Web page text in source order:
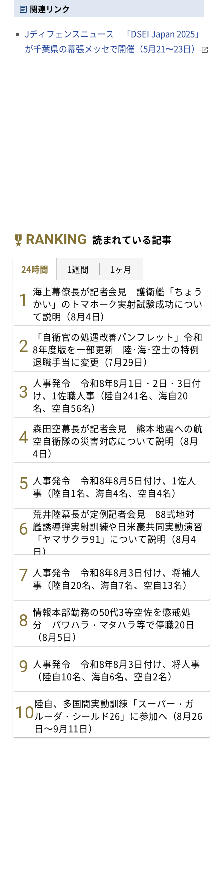
関連リンク
Jディフェンスニュース｜「DSEI Japan 2025」
が千葉県の幕張メッセで開催（5月21〜23日）
RANKING 読まれている記事
24時間 1週間 1ヶ月
海上幕僚長が記者会見 護衛艦「ちょう
かい」のトマホーク実射試験成功につい
て説明（8月4日）
「自衛官の処遇改善パンフレット」令和
8年度版を一部更新 陸･海･空士の特例
退職手当に変更（7月29日）
人事発令 令和8年8月1日・2日・3日付
け、1佐職人事（陸自241名、海自20
名、空自56名）
森田空幕長が記者会見 熊本地震への航
空自衛隊の災害対応について説明（8月
4日）
人事発令 令和8年8月5日付け、1佐人
事（陸自1名、海自4名、空自4名）
荒井陸幕長が定例記者会見 88式地対
艦誘導弾実射訓練や日米豪共同実動演習
「ヤマサクラ91」について説明（8月4
日）
人事発令 令和8年8月3日付け、将補人
事（陸自20名、海自7名、空自13名）
情報本部勤務の50代3等空佐を懲戒処
分 パワハラ・マタハラ等で停職20日
（8月5日）
人事発令 令和8年8月3日付け、将人事
（陸自10名、海自6名、空自2名）
陸自、多国間実動訓練「スーパー・ガ
ルーダ・シールド26」に参加へ（8月26
日～9月11日）